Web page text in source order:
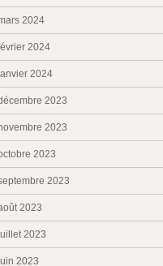
2024
2024
2024
2023
2023
2023
2023
2023
2023
2023